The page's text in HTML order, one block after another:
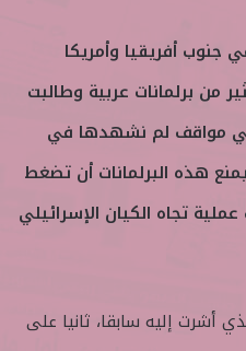
جنوب أفريقيا وأمريكا
من برلمانات عربية وطالبت
مواقف لم نشهدها في
يمنع هذه البرلمانات أن تضغط
تجاه الكيان الإسرائيلي
أشرت إليه سابقا، ثانيا على